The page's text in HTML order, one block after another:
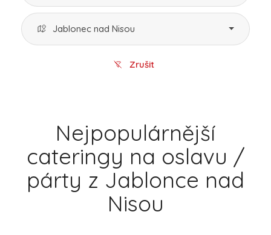
Jablonec nad Nisou
Zrušit
Nejpopulárnější
cateringy na oslavu /
párty z Jablonce nad
Nisou